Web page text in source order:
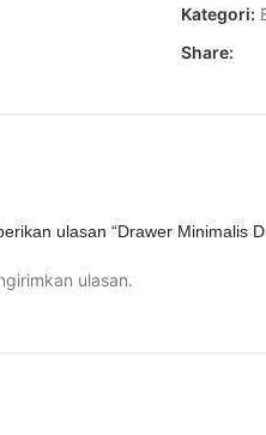
Kategori:
Share:
ulasan “Drawer Minimalis
ulasan.